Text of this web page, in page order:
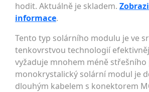
hodit. Aktuálně je skladem.
informace.
Tento typ solárního modulu je ve
tenkovrstvou technologií
vyžaduje mnohem méně
monokrystalický solární modul je
dlouhým kabelem s konektorem